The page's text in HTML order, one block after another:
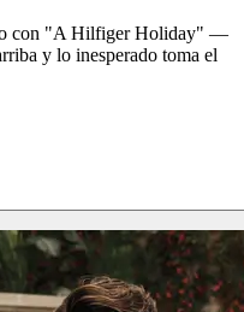
con "A Hilfiger Holiday" —
y lo inesperado toma el